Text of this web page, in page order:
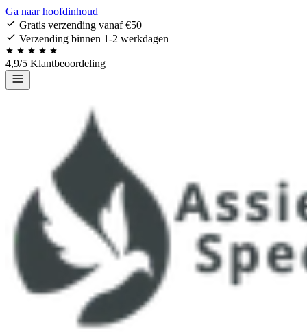
Ga naar hoofdinhoud
Gratis verzending vanaf €50
Verzending binnen 1-2 werkdagen
4,9/5 Klantbeoordeling